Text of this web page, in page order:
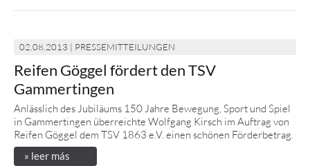
02.08.2013 | PRESSEMITTEILUNGEN
Reifen Göggel fördert den TSV
Gammertingen
Anlässlich des Jubiläums 150 Jahre Bewegung, Sport und Spiel
in Gammertingen überreichte Wolfgang Kirsch im Auftrag von
Reifen Göggel dem TSV 1863 e.V. einen schönen Förderbetrag.
» leer más